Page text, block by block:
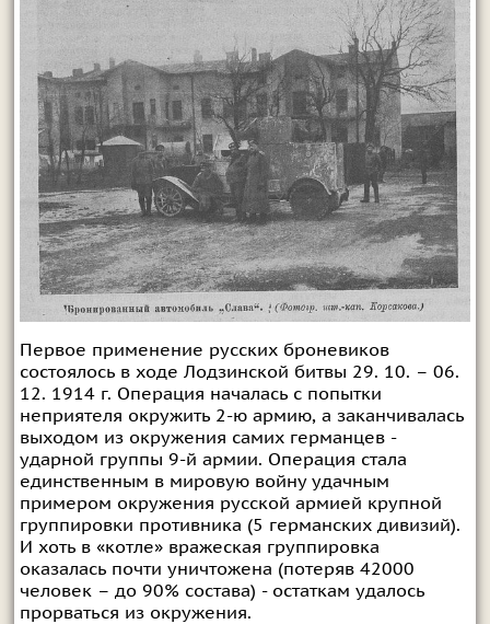
Первое применение русских броневиков
состоялось в ходе Лодзинской битвы 29. 10. – 06.
12. 1914 г. Операция началась с попытки
неприятеля окружить 2-ю армию, а заканчивалась
выходом из окружения самих германцев -
ударной группы 9-й армии. Операция стала
единственным в мировую войну удачным
примером окружения русской армией крупной
группировки противника (5 германских дивизий).
И хоть в «котле» вражеская группировка
оказалась почти уничтожена (потеряв 42000
человек – до 90% состава) - остаткам удалось
прорваться из окружения.